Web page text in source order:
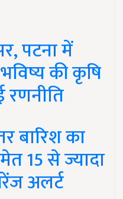
पटना में
की कृषि
रणनीति
बारिश का
15 से ज्यादा
अलर्ट